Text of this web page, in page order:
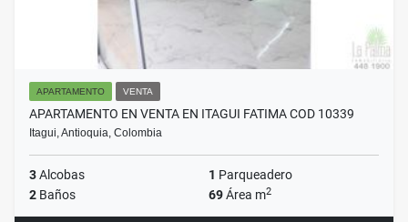
APARTAMENTO VENTA
APARTAMENTO EN VENTA EN ITAGUI FATIMA COD 10339
Itagui, Antioquia, Colombia
3Alcobas 1 Parqueadero
2 Baños 69Área m2